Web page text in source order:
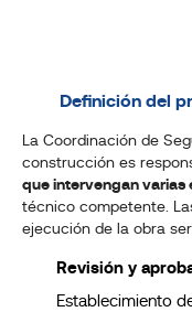
Definición del
La Coordinación de
construcción es
que intervengan varias
técnico competente.
ejecución de la obra
Revisión y
Establecimiento